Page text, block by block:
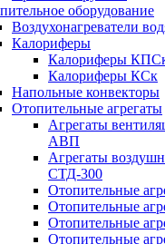
оборудование
Воздухонагреватели
Калориферы
Калориферы
Калориферы КСк
Напольные конвекторы
Отопительные агрегаты
Агрегаты
АВП
Агрегаты
СТД-300
Отопительные
Отопительные
Отопительные
Отопительные